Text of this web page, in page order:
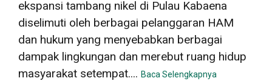
ekspansi tambang nikel di Pulau Kabaena
diselimuti oleh berbagai pelanggaran HAM
dan hukum yang menyebabkan berbagai
dampak lingkungan dan merebut ruang hidup
masyarakat setempat.... Baca Selengkapnya